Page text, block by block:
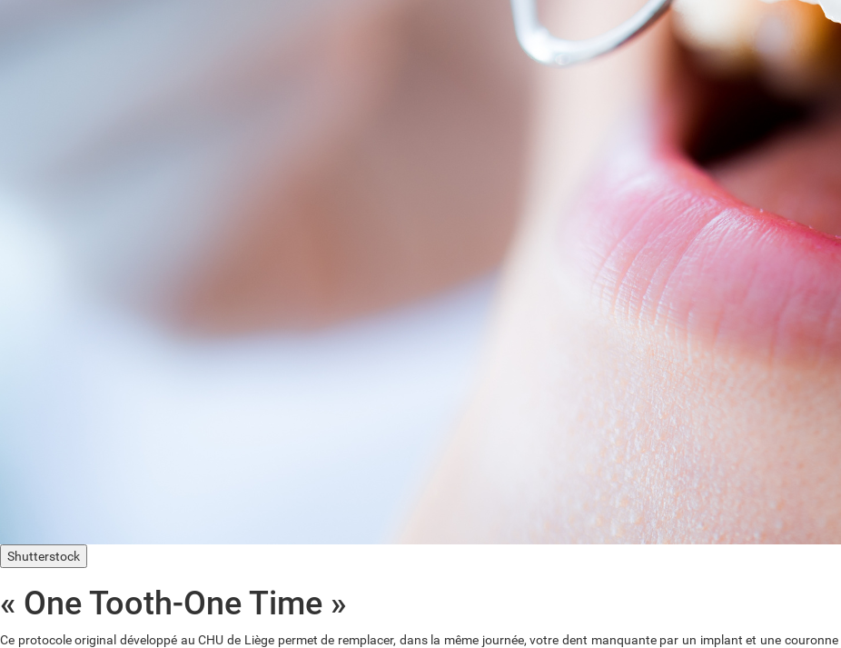
Shutterstock
« One Tooth-One Time »
Ce protocole original développé au CHU de Liège permet de remplacer, dans la même journée, votre dent manquante par un implant et une